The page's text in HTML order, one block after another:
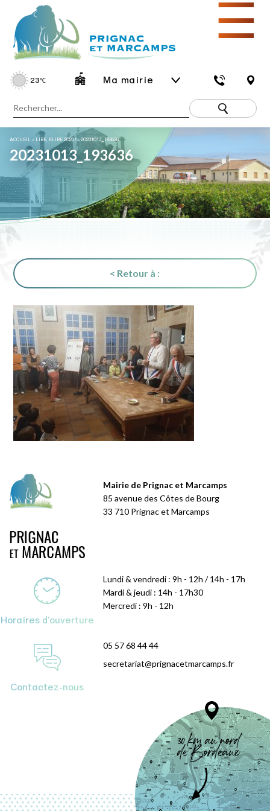
23℃ Ma mairie
☰
ACCUEIL » LIRE, ELIRE 2023 !»20231013_193636
20231013_193636
< Retour à :
Mairie de Prignac et Marcamps
85 avenue des Côtes de Bourg
33 710 Prignac et Marcamps
Horaires d'ouverture
Lundi & vendredi : 9h - 12h / 14h - 17h
Mardi & jeudi : 14h - 17h30
Mercredi : 9h - 12h
Contactez-nous
05 57 68 44 44
secretariat@prignacetmarcamps.fr